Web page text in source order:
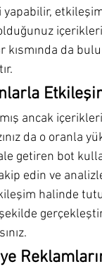
yapabilir,
kısmında da
ancak
da o oranla
getiren bot
edin ve
halinde